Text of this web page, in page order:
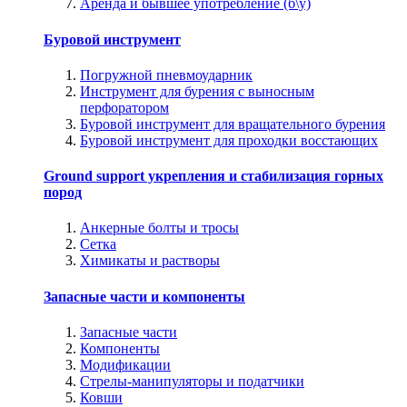
Аренда и бывшее употребление (б\у)
Буровой инструмент
Погружной пневмоударник
Инструмент для бурения с выносным
перфоратором
Буровой инструмент для вращательного бурения
Буровой инструмент для проходки восстающих
Ground support укрепления и стабилизация горных
пород
Анкерные болты и тросы
Сетка
Химикаты и растворы
Запасные части и компоненты
Запасные части
Компоненты
Модификации
Стрелы-манипуляторы и податчики
Ковши